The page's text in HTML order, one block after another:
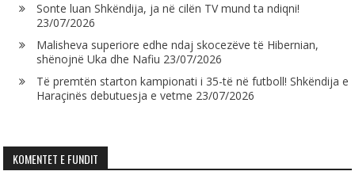
Sonte luan Shkëndija, ja në cilën TV mund ta ndiqni!
23/07/2026
Malisheva superiore edhe ndaj skocezëve të Hibernian,
shënojnë Uka dhe Nafiu 23/07/2026
Të premtën starton kampionati i 35-të në futboll! Shkëndija e
Haraçinës debutuesja e vetme 23/07/2026
KOMENTET E FUNDIT